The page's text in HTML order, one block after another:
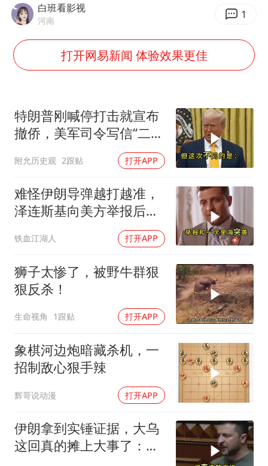
哪吒汽车南宁工厂设备降价20%拍卖
五粮液渠道价一箱上涨近百元
泰国一女公务员妆容引争议 本人回应
80后女柜员逆袭成4200亿银行副行长
女子利用漏洞0元薅走3000多件家电
24小时不关空调 电费会更低吗
奋进开新局 实干挑大梁
白班看影视
河南 1
打开网易新闻 体验效果更佳
特朗普刚喊停打击就宣布
撤侨，美军司令写信“二选
一”，伊朗这回还会上当
吗？
附允历史观 2跟贴 打开APP
难怪伊朗导弹越打越准，
泽连斯基向美方举报后，
铁血江湖人 打开APP
狮子太惨了，被野牛群狠
狠反杀！
生命视角 1跟贴 打开APP
象棋河边炮暗藏杀机，一
招制敌心狠手辣
辉哥说动漫 打开APP
伊朗拿到实锤证据，大乌
这回真的摊上大事了：私